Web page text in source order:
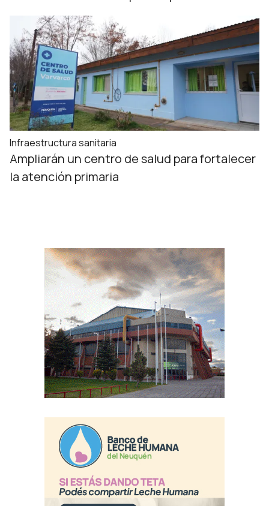
Infraestructura sanitaria
Ampliarán un centro de salud para fortalecer
la atención primaria